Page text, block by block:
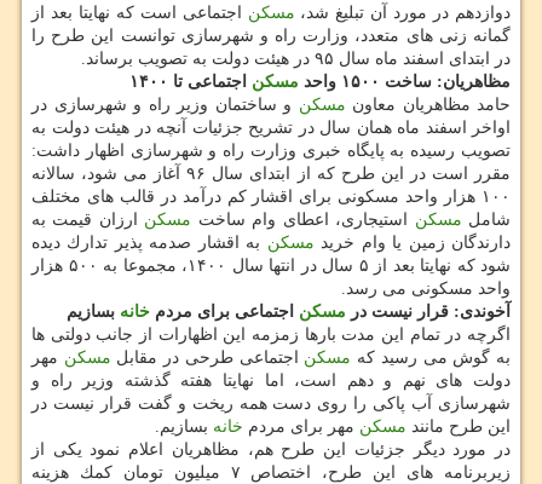
دوازدهم در مورد آن تبلیغ شد، مسكن اجتماعی است كه نهایتا بعد از
گمانه زنی های متعدد، وزارت راه و شهرسازی توانست این طرح را
در ابتدای اسفند ماه سال ۹۵ در هیئت دولت به تصویب برساند.
مظاهریان: ساخت ۱۵۰۰ واحد
مسكن اجتماعی تا ۱۴۰۰
حامد مظاهریان معاون مسكن و ساختمان وزیر راه و شهرسازی در
اواخر اسفند ماه همان سال در تشریح جزئیات آنچه در هیئت دولت به
تصویب رسیده به پایگاه خبری وزارت راه و شهرسازی اظهار داشت:
مقرر است در این طرح كه از ابتدای سال ۹۶ آغاز می شود، سالانه
۱۰۰ هزار واحد مسكونی برای اقشار كم درآمد در قالب های مختلف
شامل مسكن استیجاری، اعطای وام ساخت مسكن ارزان قیمت به
دارندگان زمین یا وام خرید مسكن به اقشار صدمه پذیر تدارك دیده
شود كه نهایتا بعد از ۵ سال در انتها سال ۱۴۰۰، مجموعا به ۵۰۰ هزار
واحد مسكونی می رسد.
آخوندی: قرار نیست در مسكن اجتماعی برای مردم خانه بسازیم
اگرچه در تمام این مدت بارها زمزمه این اظهارات از جانب دولتی ها
به گوش می رسید كه مسكن اجتماعی طرحی در مقابل مسكن مهر
دولت های نهم و دهم است، اما نهایتا هفته گذشته وزیر راه و
شهرسازی آب پاكی را روی دست همه ریخت و گفت قرار نیست در
این طرح مانند مسكن مهر برای مردم خانه بسازیم.
در مورد دیگر جزئیات این طرح هم، مظاهریان اعلام نمود یكی از
زیربرنامه های این طرح، اختصاص ۷ میلیون تومان كمك هزینه